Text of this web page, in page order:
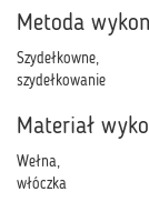
Metoda
Szydełkowne,
szydełkowanie
Materiał
Wełna,
włóczka